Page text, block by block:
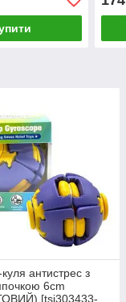
антистрес з
6cm
[tsi303433-